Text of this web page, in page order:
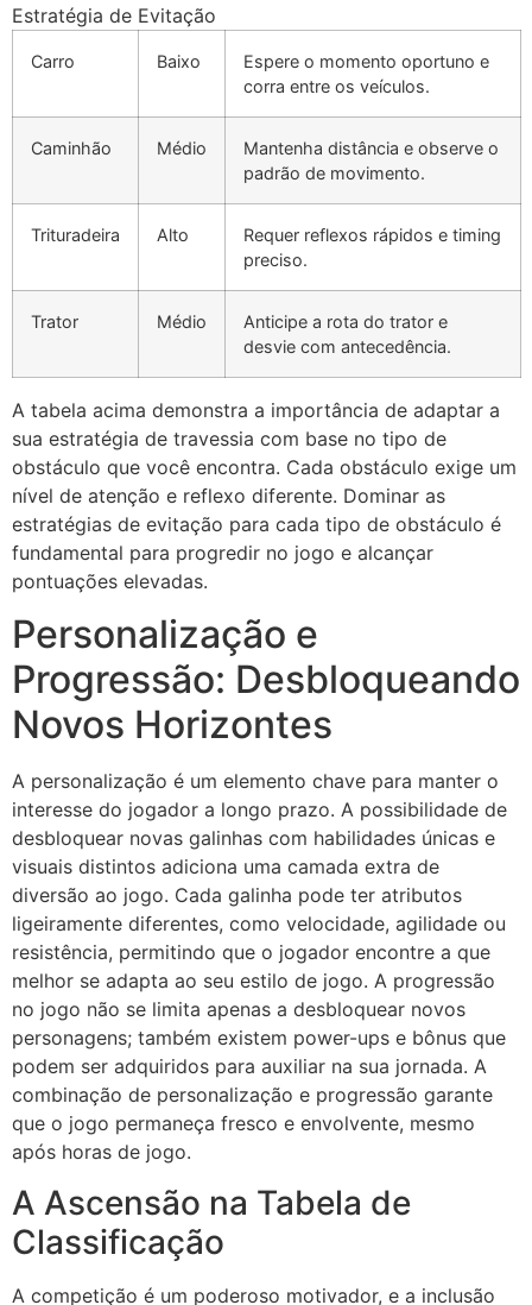
Estratégia de Evitação
Carro Baixo
Espere o momento oportuno e
corra entre os veículos.
Caminhão Médio
Mantenha distância e observe o
padrão de movimento.
Trituradeira Alto
Requer reflexos rápidos e timing
preciso.
Trator Médio
Anticipe a rota do trator e
desvie com antecedência.
A tabela acima demonstra a importância de adaptar a
sua estratégia de travessia com base no tipo de
obstáculo que você encontra. Cada obstáculo exige um
nível de atenção e reflexo diferente. Dominar as
estratégias de evitação para cada tipo de obstáculo é
fundamental para progredir no jogo e alcançar
pontuações elevadas.
Personalização e
Progressão: Desbloqueando
Novos Horizontes
A personalização é um elemento chave para manter o
interesse do jogador a longo prazo. A possibilidade de
desbloquear novas galinhas com habilidades únicas e
visuais distintos adiciona uma camada extra de
diversão ao jogo. Cada galinha pode ter atributos
ligeiramente diferentes, como velocidade, agilidade ou
resistência, permitindo que o jogador encontre a que
melhor se adapta ao seu estilo de jogo. A progressão
no jogo não se limita apenas a desbloquear novos
personagens; também existem power-ups e bônus que
podem ser adquiridos para auxiliar na sua jornada. A
combinação de personalização e progressão garante
que o jogo permaneça fresco e envolvente, mesmo
após horas de jogo.
A Ascensão na Tabela de
Classificação
A competição é um poderoso motivador, e a inclusão